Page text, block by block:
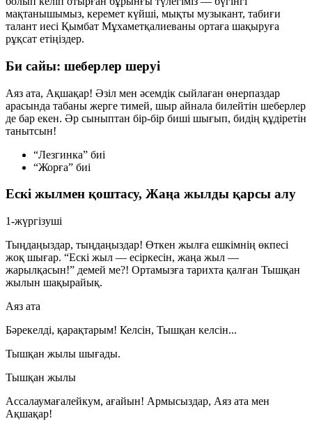
мақтанышымыз, керемет күйші, мықты музыкант, табиғи
талант иесі Қымбат Мұхаметқалиеваны ортаға шақыруға
рұқсат етіңіздер.
Би сайы: шеберлер шеруі
Аяз ата, Ақшақар! Әзіл мен әсемдік сыйлаған өнерпаздар
арасында табаны жерге тимей, шыр айнала билейтін шеберлер
де бар екен. Әр сыныптан бір-бір биші шығып, бидің құдіретін
танытсын!
“Лезгинка” биі
“Жорға” биі
Ескі жылмен қоштасу, Жаңа жылды қарсы алу
1-жүргізуші
Тыңдаңыздар, тыңдаңыздар! Өткен жылға ешкімнің өкпесі
жоқ шығар. “Ескі жыл — есіркесін, жаңа жыл —
жарылқасын!” демей ме?! Ортамызға тарихта қалған Тышқан
жылын шақырайық.
Аяз ата
Бәрекелді, қарақтарым! Келсін, Тышқан келсін...
Тышқан жылы шығады.
Тышқан жылы
Ассалаумағалейкум, ағайын! Армысыздар, Аяз ата мен
Ақшақар!